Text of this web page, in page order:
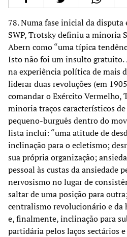
78. Numa fase inicial da
SWP, Trotsky definiu a minoria
Abern como “uma típica
Isto não foi um insulto gratuito.
na experiência política de mais
liderar duas revoluções (em
comandar o Exército
minoria traços característicos
pequeno-burguês dentro do
lista inclui: “uma atitude de
inclinação para o ecletismo;
sua própria organização;
pessoal às custas da ansiedade
nervosismo no lugar de
saltar de uma posição para
centralismo revolucionário e da
e, finalmente, inclinação para
partidária pelos laços sectários e